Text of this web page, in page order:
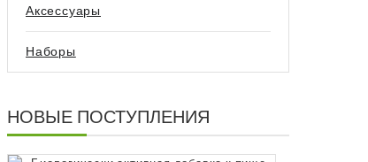
Аксессуары
Наборы
НОВЫЕ ПОСТУПЛЕНИЯ